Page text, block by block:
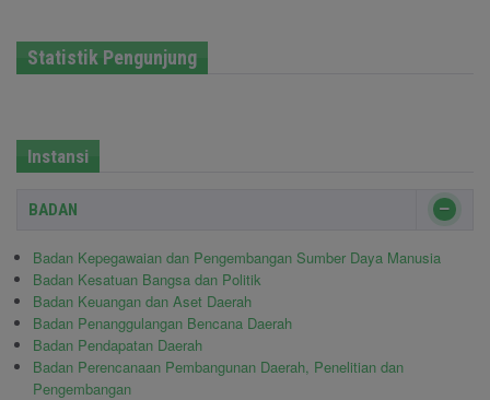
Statistik Pengunjung
Instansi
BADAN
Badan Kepegawaian dan Pengembangan Sumber Daya Manusia
Badan Kesatuan Bangsa dan Politik
Badan Keuangan dan Aset Daerah
Badan Penanggulangan Bencana Daerah
Badan Pendapatan Daerah
Badan Perencanaan Pembangunan Daerah, Penelitian dan
Pengembangan